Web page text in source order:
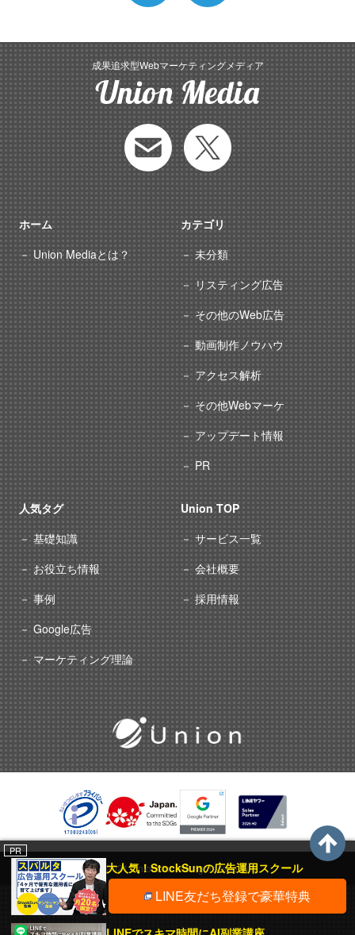
PR
大人気！StockSunの広告運用スクール
LINE友だち登録で豪華特典
成果追求型Webマーケティングメディア
ホーム
Union Mediaとは？
カテゴリ
未分類
リスティング広告
その他のWeb広告
動画制作ノウハウ
アクセス解析
その他Webマーケ
アップデート情報
PR
人気タグ
基礎知識
お役立ち情報
事例
Google広告
マーケティング理論
Union TOP
サービス一覧
会社概要
採用情報
© 2021 Union, Inc. All rights reserved.